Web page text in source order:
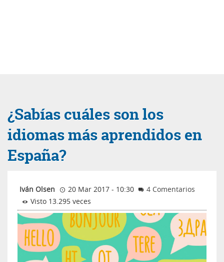
¿Sabías cuáles son los
idiomas más aprendidos en
España?
Iván Olsen 20 Mar 2017 - 10:30
4 Comentarios
Visto 13.295 veces